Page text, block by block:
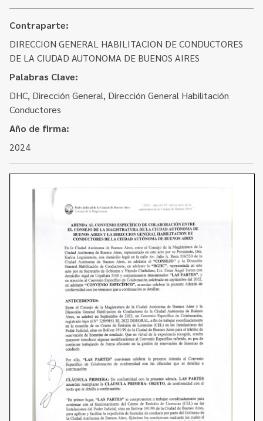
Convenios
Concursos
Acceso a la información Pública
Pedido de Acceso a la Información online
Plan de Gobierno Abierto en la Justicia
Recursos y Acceso a la Justicia
Repositorio de Datos Abiertos
Cuento con Derechos
Transparencia
Contraparte:
DIRECCION GENERAL HABILITACION DE CONDUCTORES
DE LA CIUDAD AUTONOMA DE BUENOS AIRES
Palabras Clave:
DHC, Dirección General, Dirección General Habilitación
Conductores
Año de firma:
2024